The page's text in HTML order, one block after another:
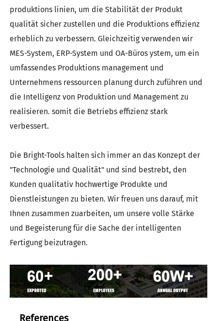
produktions linien, um die Stabilität der Produkt
qualität sicher zustellen und die Produktions effizienz
erheblich zu verbessern. Gleichzeitig verwenden wir
MES-System, ERP-System und OA-Büros ystem, um ein
umfassendes Produktions management und
Unternehmens ressourcen planung durch zuführen und
die Intelligenz von Produktion und Management zu
realisieren. somit die Betriebs effizienz stark
verbessert.
Die Bright-Tools halten sich immer an das Konzept der
"Technologie und Qualität" und sind bestrebt, den
Kunden qualitativ hochwertige Produkte und
Dienstleistungen zu bieten. Wir freuen uns darauf, mit
Ihnen zusammen zuarbeiten, um unsere volle Stärke
und Begeisterung für die Sache der intelligenten
Fertigung beizutragen.
References